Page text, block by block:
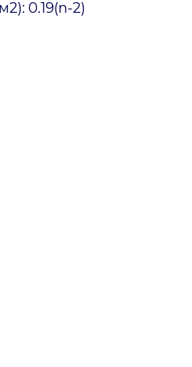
0.19(n-2)